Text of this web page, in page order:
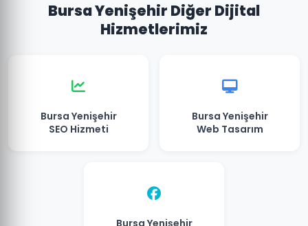
Bursa Yenişehir Diğer Dijital
Hizmetlerimiz
Bursa Yenişehir
SEO Hizmeti
Bursa Yenişehir
Web Tasarım
Bursa Yenişehir